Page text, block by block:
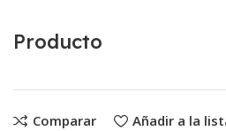
Producto
Comparar Añadir a la